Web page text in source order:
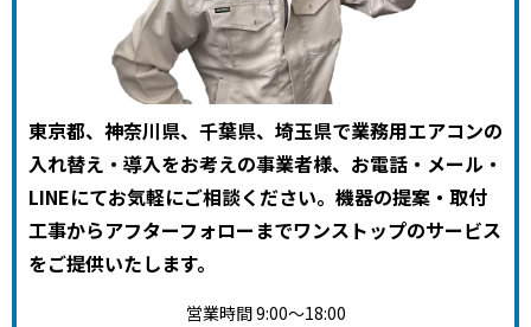
東京都、神奈川県、千葉県、埼玉県で業務用エアコンの
入れ替え・導入をお考えの事業者様、お電話・メール・
LINEにてお気軽にご相談ください。機器の提案・取付
工事からアフターフォローまでワンストップのサービス
をご提供いたします。
営業時間 9:00～18:00